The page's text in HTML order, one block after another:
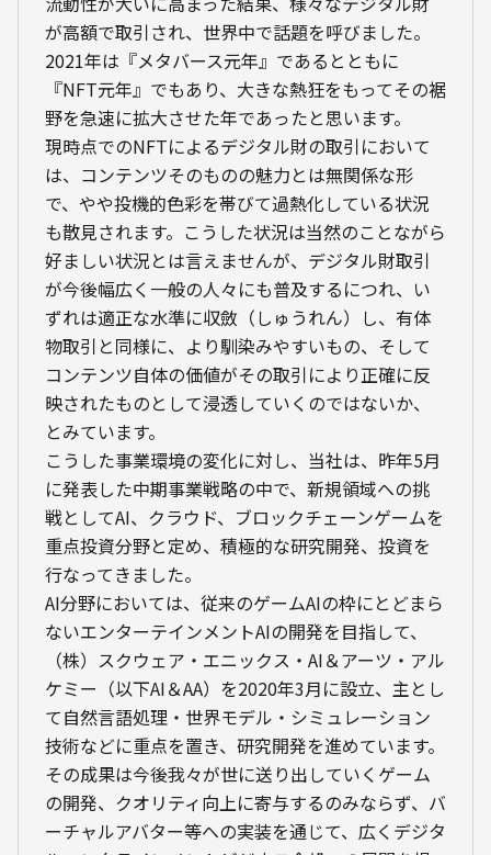
が高額で取引され、世界中で話題を呼びました。
2021年は『メタバース元年』であるとともに
『NFT元年』でもあり、大きな熱狂をもってその裾
野を急速に拡大させた年であったと思います。
現時点でのNFTによるデジタル財の取引において
は、コンテンツそのものの魅力とは無関係な形
で、やや投機的色彩を帯びて過熱化している状況
も散見されます。こうした状況は当然のことながら
好ましい状況とは言えませんが、デジタル財取引
が今後幅広く一般の人々にも普及するにつれ、い
ずれは適正な水準に収斂（しゅうれん）し、有体
物取引と同様に、より馴染みやすいもの、そして
コンテンツ自体の価値がその取引により正確に反
映されたものとして浸透していくのではないか、
とみています。
こうした事業環境の変化に対し、当社は、昨年5月
に発表した中期事業戦略の中で、新規領域への挑
戦としてAI、クラウド、ブロックチェーンゲームを
重点投資分野と定め、積極的な研究開発、投資を
行なってきました。
AI分野においては、従来のゲームAIの枠にとどまら
ないエンターテインメントAIの開発を目指して、
（株）スクウェア・エニックス・AI＆アーツ・アル
ケミー（以下AI＆AA）を2020年3月に設立、主とし
て自然言語処理・世界モデル・シミュレーション
技術などに重点を置き、研究開発を進めています。
その成果は今後我々が世に送り出していくゲーム
の開発、クオリティ向上に寄与するのみならず、バ
ーチャルアバター等への実装を通じて、広くデジタ